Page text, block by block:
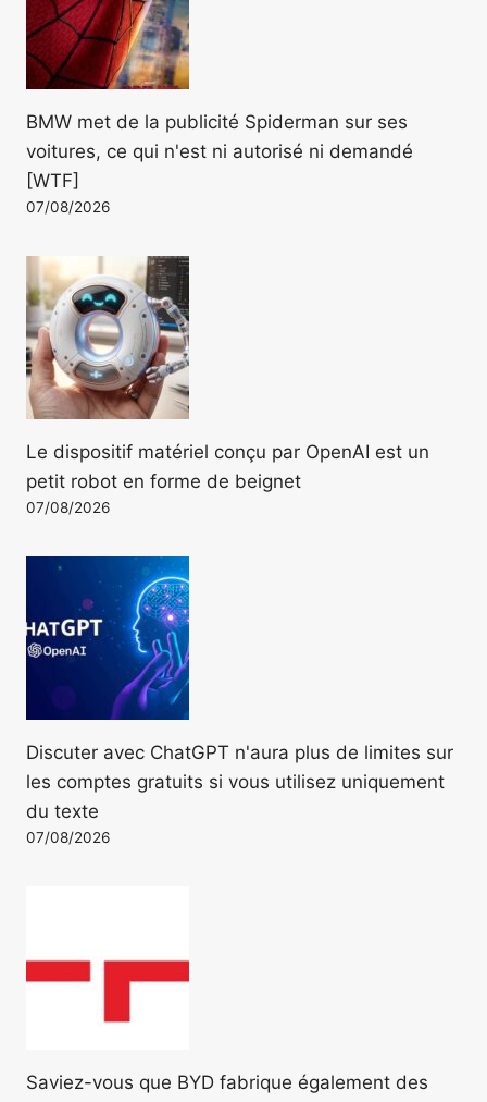
BMW met de la publicité Spiderman sur ses
voitures, ce qui n'est ni autorisé ni demandé
[WTF]
07/08/2026
Le dispositif matériel conçu par OpenAI est un
petit robot en forme de beignet
07/08/2026
Discuter avec ChatGPT n'aura plus de limites sur
les comptes gratuits si vous utilisez uniquement
du texte
07/08/2026
Saviez-vous que BYD fabrique également des